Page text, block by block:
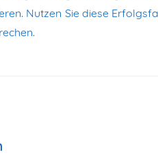
Nutzen Sie diese